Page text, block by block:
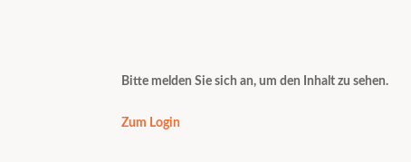
Bitte melden Sie sich an, um den Inhalt zu sehen.
Zum Login